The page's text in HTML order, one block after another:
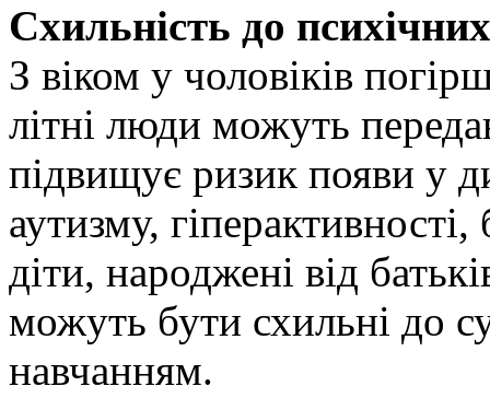
Схильність до
З віком у чоловіків
літні люди можуть
підвищує ризик появи у
аутизму,
діти, народжені від
можуть бути схильні до
навчанням.